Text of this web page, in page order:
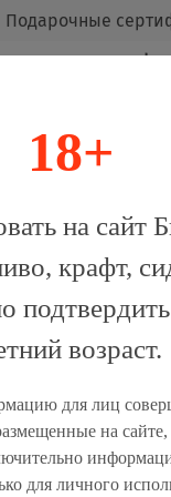
Подарочные
продукты от
18+
на сайт
крафт,
подтвердить
возраст.
для лиц
на
для личного